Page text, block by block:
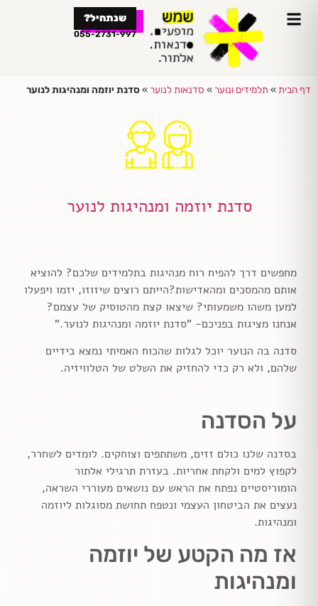
שנתחיל?
055-2731-997
דף הבית » תלמידים ונוער» סדנאות לנוער»סדנת יוזמה ומנהיגות לנוער
סדנת יוזמה ומנהיגות לנוער
מחפשים דרך להפיח רוח מנהיגות בתלמידים שלכם? להוציא
אותם מהמסכים ומהאדישות?הייתם רוצים שיזוזו, יזמו ויפעלו
למען משהו משמעותי? שיצאו קצת מהטוסיק של עצמם?
אנחנו מציגות בפניכם- "סדנת יוזמה ומנהיגות לנוער."
סדנה בה הנוער יוכל לגלות שהכוח האמיתי נמצא בידיים
שלהם, ולא רק כדי להחזיק את השלט של הטלוויזיה.
על הסדנה
בסדנה שלנו כולם זזים, משתתפים וצוחקים. לומדים לשחרר,
לקפוץ למים ולקחת אחריות. בעזרת תרגילי אלתור
הומוריסטיים נפתח את הראש עם נושאים מעוררי השראה,
נעצים את הביטחון העצמי ונטפח תחושת מסוגלות ליוזמה
ומנהיגות.
אז מה הקטע של יוזמה
ומנהיגות